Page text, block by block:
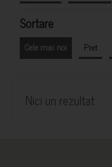
Sortare
Cele mai noi Pret
Nici un rezultat